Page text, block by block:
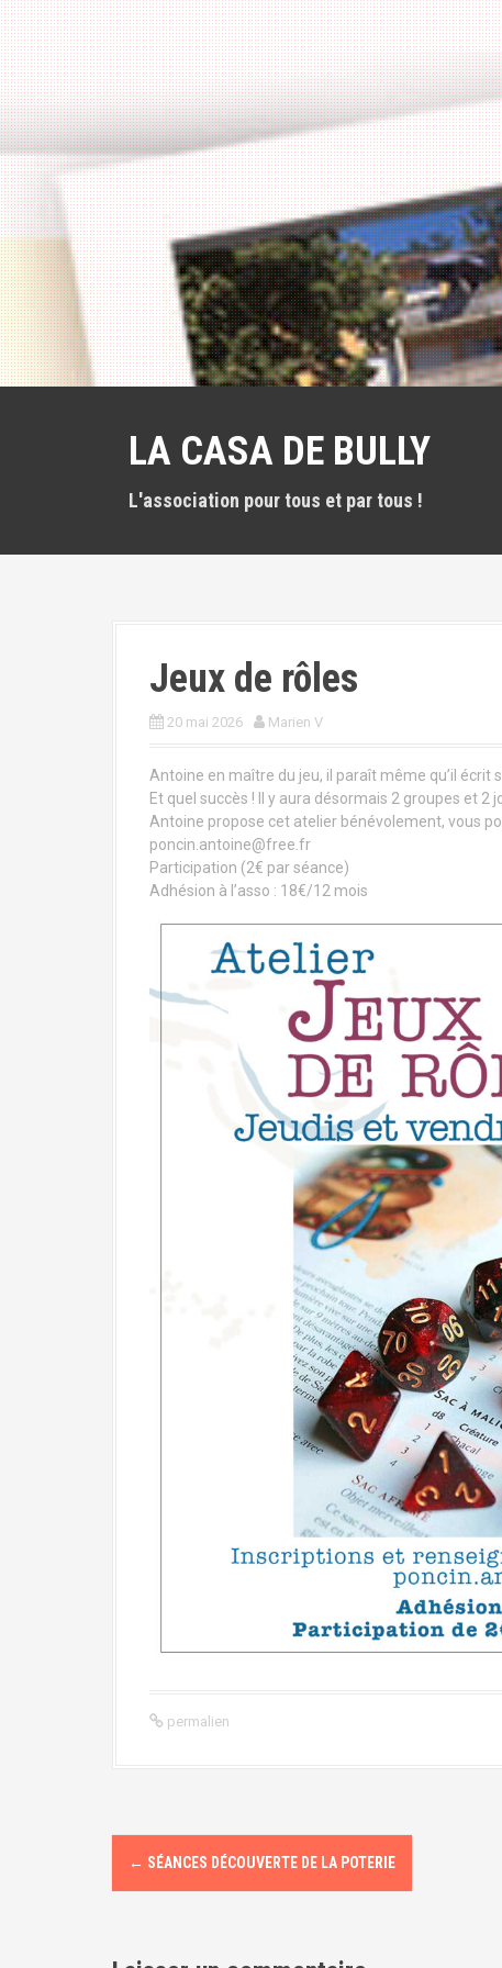
l
LA CASA DE BULLY
L'association pour tous et par tous !
Jeux de rôles
20 mai 2026 Marien V
Antoine en maître du jeu, il paraît même qu’il écrit
Et quel succès ! Il y aura désormais 2 groupes et 2
Antoine propose cet atelier bénévolement, vous
poncin.antoine@free.fr
Participation (2€ par séance)
Adhésion à l’asso : 18€/12 mois
permalien
N
a
← SÉANCES DÉCOUVERTE DE LA POTERIE